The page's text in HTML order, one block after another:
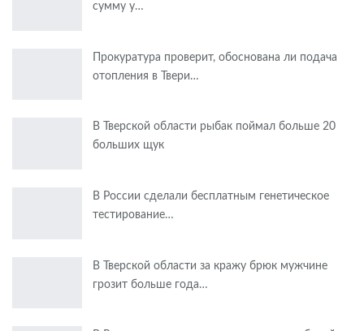
сумму у…
Прокуратура проверит, обоснована ли подача
отопления в Твери…
В Тверской области рыбак поймал больше 20
больших щук
В России сделали бесплатным генетическое
тестирование…
В Тверской области за кражу брюк мужчине
грозит больше года…